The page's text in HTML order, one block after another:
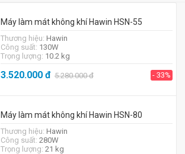
Máy làm mát không khí Hawin HSN-55
Thương hiệu: Hawin
Công suất: 130W
Trọng lượng: 10.2 kg
3.520.000đ 5.280.000đ - 33%
Máy làm mát không khí Hawin HSN-80
Thương hiệu: Hawin
Công suất: 280W
Trọng lượng: 21 kg